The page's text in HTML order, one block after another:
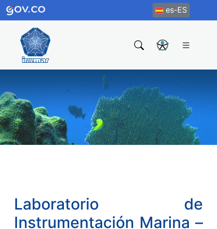
es-ES
Laboratorio de
Instrumentación Marina –